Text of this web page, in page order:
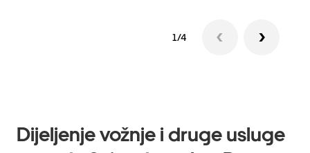
1/4
Dijeljenje vožnje i druge usluge